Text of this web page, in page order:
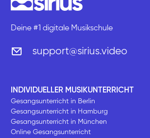
Deine #1 digitale Musikschule
support@sirius.video
INDIVIDUELLER MUSIKUNTERRICHT
Gesangsunterricht in Berlin
Gesangsunterricht in Hamburg
Gesangsunterricht in München
Online Gesangsunterricht